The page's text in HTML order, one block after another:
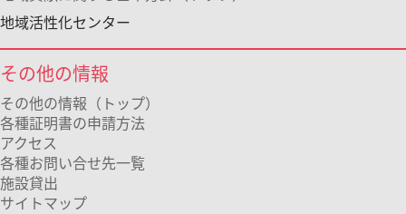
地域活性化センター
その他の情報
その他の情報（トップ）
各種証明書の申請方法
アクセス
各種お問い合せ先一覧
施設貸出
サイトマップ